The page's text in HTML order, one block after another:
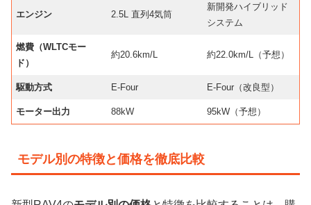
エンジン 2.5L 直列4気筒
新開発ハイブリッド
システム
燃費（WLTCモー
ド）
約20.6km/L 約22.0km/L（予想）
駆動方式 E-Four E-Four（改良型）
モーター出力 88kW 95kW（予想）
モデル別の特徴と価格を徹底比較